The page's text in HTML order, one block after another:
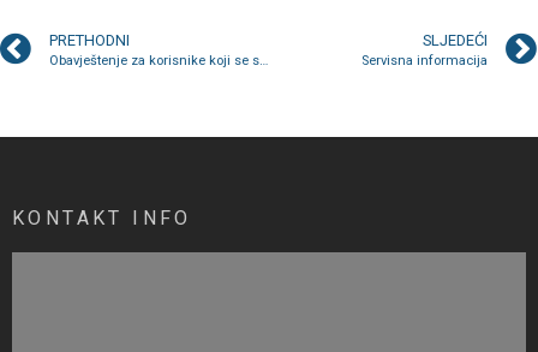
PRETHODNI
Obavještenje za korisnike koji se snabdijevaju sa izvorišta “Pitka voda”
SLJEDEĆI
Servisna informacija
KONTAKT INFO